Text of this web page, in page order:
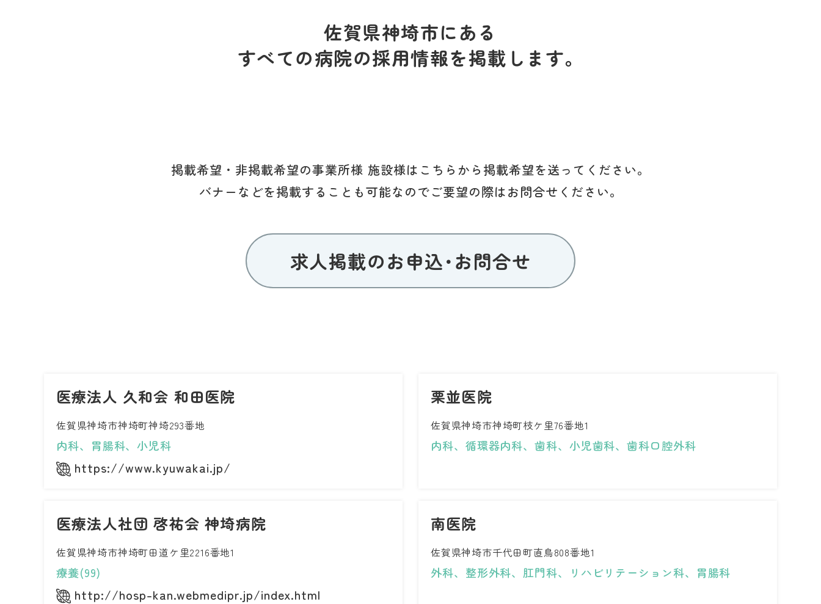
佐賀県神埼市にある
すべての病院の採用情報を掲載します。
掲載希望・非掲載希望の事業所様 施設様はこちらから掲載希望を送ってください。
バナーなどを掲載することも可能なのでご要望の際はお問合せください。
求人掲載のお申込･お問合せ
医療法人 久和会 和田医院
佐賀県神埼市神埼町神埼293番地
内科、胃腸科、小児科
https://www.kyuwakai.jp/
栗並医院
佐賀県神埼市神埼町枝ケ里76番地1
内科、循環器内科、歯科、小児歯科、歯科口腔外科
医療法人社団 啓祐会 神埼病院
佐賀県神埼市神埼町田道ケ里2216番地1
療養(99)
http://hosp-kan.webmedipr.jp/index.html
南医院
佐賀県神埼市千代田町直鳥808番地1
外科、整形外科、肛門科、リハビリテーション科、胃腸科